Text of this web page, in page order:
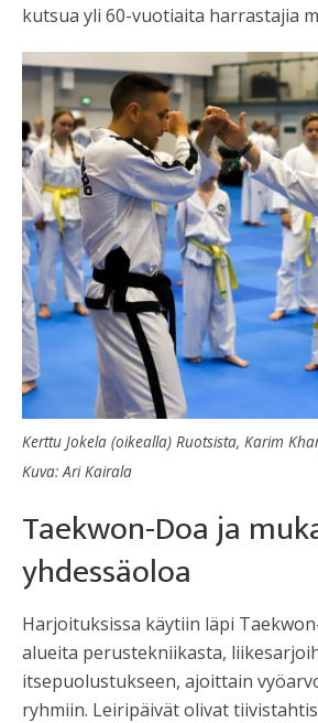
kutsua yli 60-vuotiaita harrastajia
Kerttu Jokela (oikealla) Ruotsista, Karim
Kuva: Ari Kairala
Taekwon-Doa ja
yhdessäoloa
Harjoituksissa käytiin läpi
alueita perustekniikasta,
itsepuolustukseen, ajoittain
ryhmiin. Leiripäivät olivat